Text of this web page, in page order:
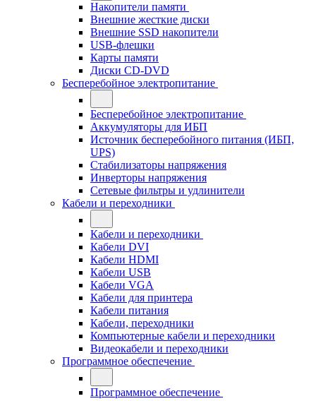
Накопители памяти
Внешние жесткие диски
Внешние SSD накопители
USB-флешки
Карты памяти
Диски CD-DVD
Бесперебойное электропитание
Бесперебойное электропитание
Аккумуляторы для ИБП
Источник бесперебойного питания (ИБП,
UPS)
Стабилизаторы напряжения
Инверторы напряжения
Сетевые фильтры и удлинители
Кабели и переходники
Кабели и переходники
Кабели DVI
Кабели HDMI
Кабели USB
Кабели VGA
Кабели для принтера
Кабели питания
Кабели, переходники
Компьютерные кабели и переходники
Видеокабели и переходники
Программное обеспечение
Программное обеспечение